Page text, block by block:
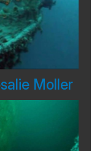
Moller